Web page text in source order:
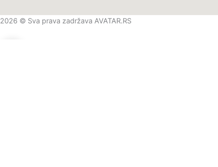
2026 © Sva prava zadržava AVATAR.RS